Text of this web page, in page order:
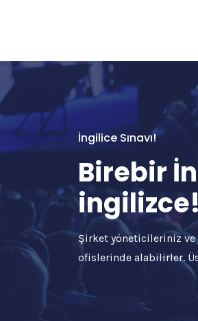
İngilice Sınavı!
Birebir
ingilizce!
Şirket yöneticileriniz ve
ofislerinde alabilirler.